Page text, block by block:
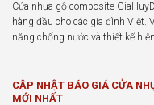
Cửa nhựa gỗ composite
hàng đầu cho các gia đình Việt.
năng chống nước và thiết kế
CẬP NHẬT BÁO GIÁ CỬA
MỚI NHẤT